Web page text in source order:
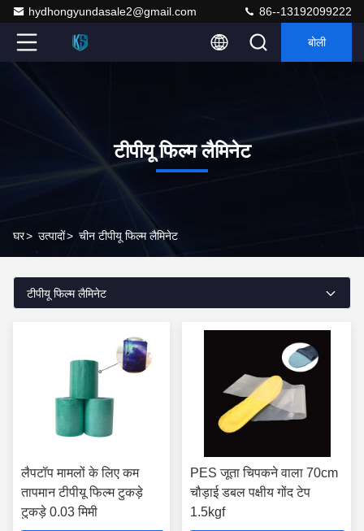
hydhongyundasale2@gmail.com 86--13192099222
बोली
टीपीयू फिल्म लैमिनेट
घर> उत्पादों> चीन टीपीयू फिल्म लैमिनेट
टीपीयू फिल्म लैमिनेट
लैपटॉप मामलों के लिए कम
तापमान टीपीयू फिल्म टुकड़े
टुकड़े 0.03 मिमी
PES जूता चिपकने वाला 70cm
चौड़ाई डबल पक्षीय गोंद टेप
1.5kgf